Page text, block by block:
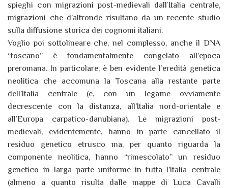
spieghi con migrazioni post-medievali dall’Italia centrale,
migrazioni che d’altronde risultano da un recente studio
sulla diffusione storica dei cognomi italiani.
Voglio poi sottolineare che, nel complesso, anche il DNA
“toscano” è fondamentalmente congelato all’epoca
preromana. In particolare, è ben evidente l’eredità genetica
neolitica che accomuna la Toscana alla restante parte
dell’Italia centrale (e, con un legame ovviamente
decrescente con la distanza, all’Italia nord-orientale e
all’Europa carpatico-danubiana). Le migrazioni post-
medievali, evidentemente, hanno in parte cancellato il
residuo genetico etrusco ma, per quanto riguarda la
componente neolitica, hanno “rimescolato” un residuo
genetico in larga parte uniforme in tutta l’Italia centrale
(almeno a quanto risulta dalle mappe di Luca Cavalli